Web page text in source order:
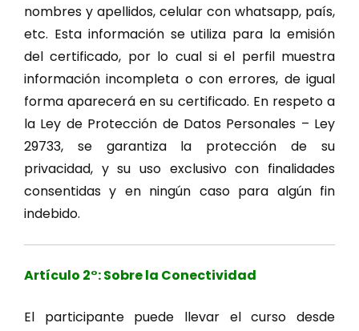
nombres y apellidos, celular con whatsapp, país,
etc. Esta información se utiliza para la emisión
del certificado, por lo cual si el perfil muestra
información incompleta o con errores, de igual
forma aparecerá en su certificado. En respeto a
la Ley de Protección de Datos Personales – Ley
29733, se garantiza la protección de su
privacidad, y su uso exclusivo con finalidades
consentidas y en ningún caso para algún fin
indebido.
Artículo 2°: Sobre la Conectividad
El participante puede llevar el curso desde